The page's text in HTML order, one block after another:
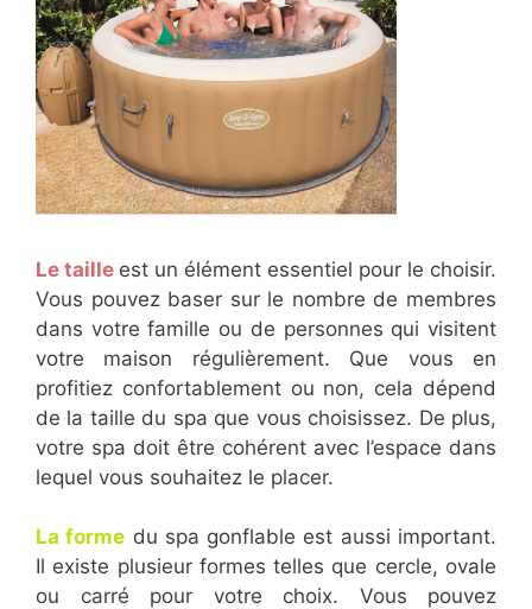
Le taille est un élément essentiel pour le choisir.
Vous pouvez baser sur le nombre de membres
dans votre famille ou de personnes qui visitent
votre maison régulièrement. Que vous en
profitiez confortablement ou non, cela dépend
de la taille du spa que vous choisissez. De plus,
votre spa doit être cohérent avec l’espace dans
lequel vous souhaitez le placer.
La forme du spa gonflable est aussi important.
Il existe plusieur formes telles que cercle, ovale
ou carré pour votre choix. Vous pouvez